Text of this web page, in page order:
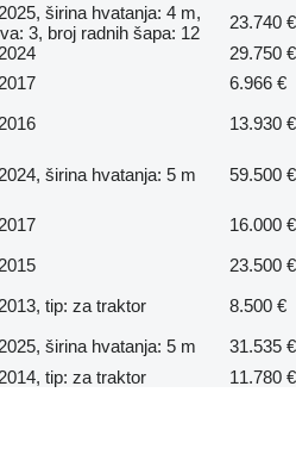
širina hvatanja: 4 m,
3, broj radnih šapa: 12
23.740 €
29.750 €
6.966 €
13.930 €
širina hvatanja: 5 m
59.500 €
16.000 €
23.500 €
tip: za traktor
8.500 €
širina hvatanja: 5 m
31.535 €
tip: za traktor 11.780 €